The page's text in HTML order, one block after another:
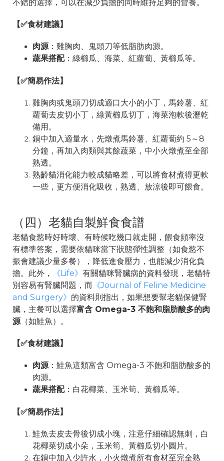
不錯的選擇，可以在減少負擔的同時維持足夠的營養。
【✅食材建議】
肉源 ：雞胸肉、鬼頭刀等低脂肪肉源。
蔬果搭配：綠櫛瓜、海菜、紅蘿蔔、黃櫛瓜等。
【✅簡易作法】
雞胸肉或鬼頭刀切成適口大小的小丁，馬鈴薯、紅
蘿蔔去皮切小丁，綠黃櫛瓜切丁，海菜泡軟後瀝乾
備用。
鍋中加入適量水，先燉煮馬鈴薯、紅蘿蔔約 5～8
分鐘，再加入肉類與其餘蔬菜，中小火燉煮至全部
熟透。
熟齡貓消化能力較成貓略差，可以將食材煮得更軟
一些，更方便消化吸收，熟透、放涼後即可餵食。
（四）老貓自製鮮食食譜
老貓食慾時好時壞、有時候吃幾口就走開，餵食頻率沒
有標準答案，需要依貓咪當下狀態彈性調整（如食慾不
振會建議少量多餐），降低進食壓力，也能減少消化負
擔。此外，
《Life》 有關貓咪腎臟病的資料發現，老貓特
別容易有腎臟問題，而 《Journal of Feline Medicine
and Surgery》 的資料則指出，如果想要幫老貓保健腎
臟，主餐可以選擇富含 Omega-3 不飽和脂肪酸多的肉
源 （如鮭魚）。
【✅食材建議】
肉源 ：鮭魚這類富含 Omega-3 不飽和脂肪酸多的
肉源。
蔬果搭配：白花椰菜、玉米筍、黃櫛瓜等。
【✅簡易作法】
鮭魚去皮去骨後切成小塊，注意仔細確認無刺，白
花椰菜切成小朵，玉米筍、黃櫛瓜切小圓片。
在鍋中加入少許水，小火燉煮所有食材至完全熟